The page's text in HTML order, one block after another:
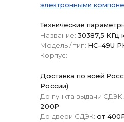
электронными
Технические
Название: 30387,5 КГц
Модель / тип: HC-49U
Корпус:
Доставка по всей
России)
До пункта выдачи
200₽
До двери СДЭК: от